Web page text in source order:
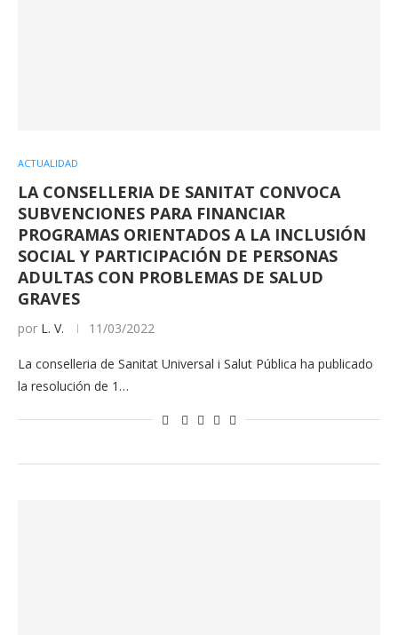
ACTUALIDAD
LA CONSELLERIA DE SANITAT CONVOCA
SUBVENCIONES PARA FINANCIAR
PROGRAMAS ORIENTADOS A LA INCLUSIÓN
SOCIAL Y PARTICIPACIÓN DE PERSONAS
ADULTAS CON PROBLEMAS DE SALUD
GRAVES
por L. V. 11/03/2022
La conselleria de Sanitat Universal i Salut Pública ha publicado
la resolución de 1…